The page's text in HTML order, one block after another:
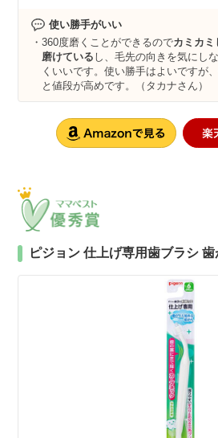
使い勝手がいい
360度磨くことができるのでカミカミ
磨けている し、毛先の向きを気にし
くいいです。使い勝手はよいですが
と値段が高めです。（タカナさん）
ピジョン 仕上げ専用歯ブラシ